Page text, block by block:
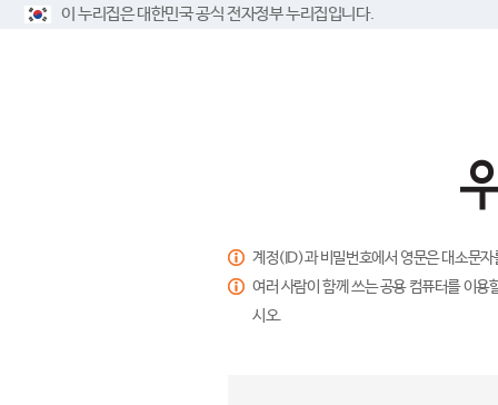
이 누리집은 대한민국 공식 전자정부 누리집입니다.
계정(ID)과 비밀번호에서 영문은 대소문
여러 사람이 함께 쓰는 공용 컴퓨터를 이
시오.